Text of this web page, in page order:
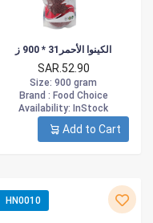
الكينوا الأحمر31 * 900 ز
SAR.52.90
Size: 900 gram
Brand : Food Choice
Availability: InStock
Add to Cart
HN0010